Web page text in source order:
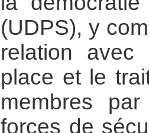
(UDPS), y
relation avec
place et le
membres
forces de